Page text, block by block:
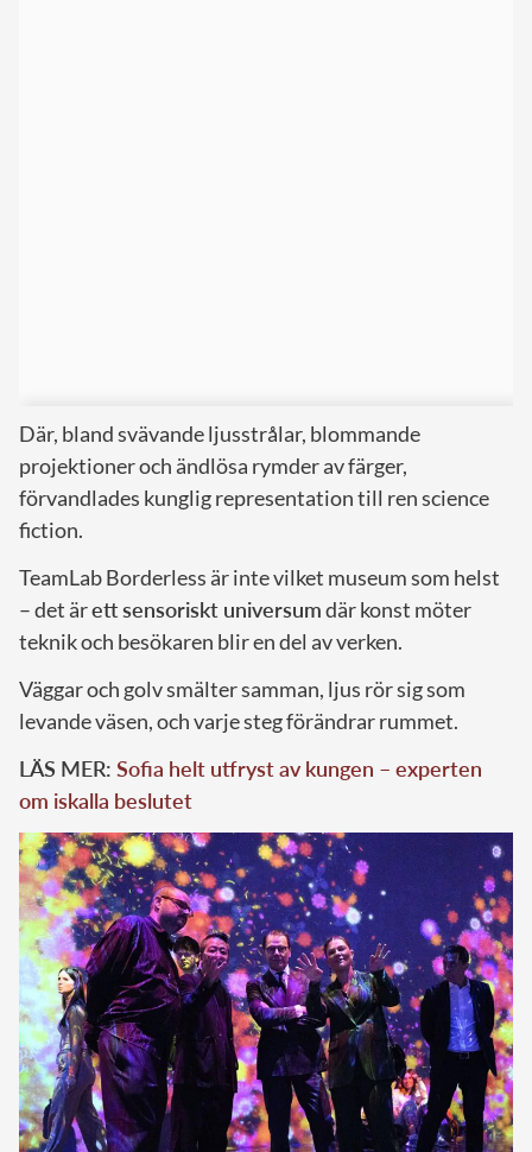
Där, bland svävande ljusstrålar, blommande
projektioner och ändlösa rymder av färger,
förvandlades kunglig representation till ren science
fiction.
TeamLab Borderless är inte vilket museum som helst
– det ärett sensoriskt universumdär konst möter
teknik och besökaren blir en del av verken.
Väggar och golv smälter samman, ljus rör sig som
levande väsen, och varje steg förändrar rummet.
LÄS MER: Sofia helt utfryst av kungen – experten
om iskalla beslutet